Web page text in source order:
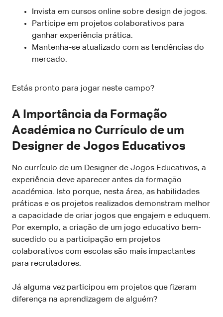
Invista em cursos online sobre design de jogos.
Participe em projetos colaborativos para
ganhar experiência prática.
Mantenha-se atualizado com as tendências do
mercado.
Estás pronto para jogar neste campo?
A Importância da Formação
Académica no Currículo de um
Designer de Jogos Educativos
No currículo de um Designer de Jogos Educativos, a
experiência deve aparecer antes da formação
académica. Isto porque, nesta área, as habilidades
práticas e os projetos realizados demonstram melhor
a capacidade de criar jogos que engajem e eduquem.
Por exemplo, a criação de um jogo educativo bem-
sucedido ou a participação em projetos
colaborativos com escolas são mais impactantes
para recrutadores.
Já alguma vez participou em projetos que fizeram
diferença na aprendizagem de alguém?